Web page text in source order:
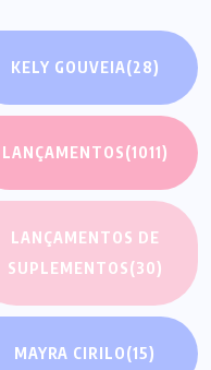
KELY GOUVEIA(28)
LANÇAMENTOS(1011)
LANÇAMENTOS DE
SUPLEMENTOS(30)
MAYRA CIRILO(15)